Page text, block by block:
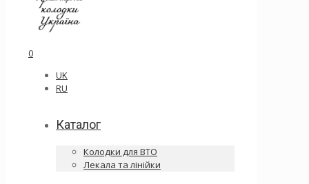
0
UK
RU
Каталог
Колодки для ВТО
Лекала та лінійки